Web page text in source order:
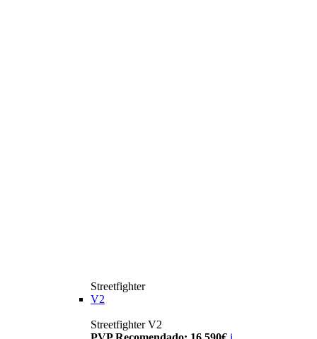
Streetfighter
V2
Streetfighter V2